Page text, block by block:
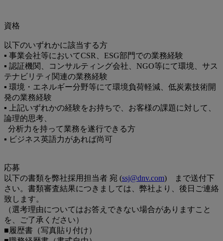
資格
以下のいずれかに該当する方
▪ 事業会社等においてCSR、ESG部門での業務経験
▪ 認証機関、コンサルティング会社、NGO等にて環境、サス
テナビリティ関連の業務経験
▪ 環境・エネルギー分野等にて環境負荷軽減、低炭素技術開
発の業務経験
▪ 上記いずれかの経験をお持ちで、お客様の課題に対して、
論理的思考、
分析力を持って業務を遂行できる方
▪ ビジネス英語力があれば尚可
応募
以下の書類を弊社採用担当者 宛 (ssj@dnv.com) まで送付下
さい。書類審査結果につきましては、弊社より、後日ご連絡
致します。
（選考理由についてはお答えできない場合がありますこと
を、ご了承ください）
■履歴書（写真貼り付け）